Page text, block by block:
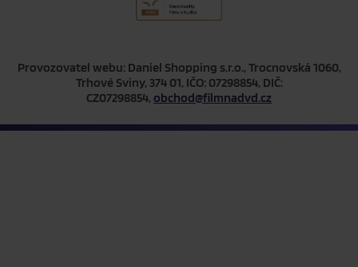
Provozovatel webu: Daniel Shopping s.r.o., Trocnovská 1060,
Trhové Sviny, 374 01, IČO: 07298854, DIČ:
CZ07298854, obchod@filmnadvd.cz